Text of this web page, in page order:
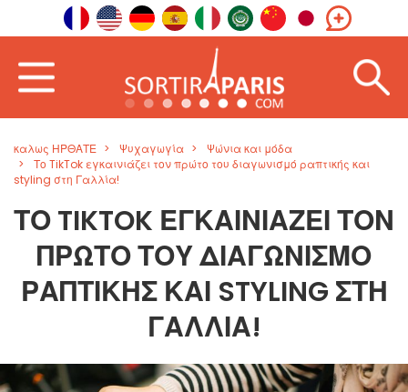
καλως ΗΡΘΑΤΕ Ψυχαγωγία
Ψώνια και μόδα
Το TikTok εγκαινιάζει τον πρώτο του διαγωνισμό ραπτικής και
styling στη Γαλλία!
ΤΟ TIKTOK ΕΓΚΑΙΝΙΆΖΕΙ ΤΟΝ
ΠΡΏΤΟ ΤΟΥ ΔΙΑΓΩΝΙΣΜΌ
ΡΑΠΤΙΚΉΣ ΚΑΙ STYLING ΣΤΗ
ΓΑΛΛΊΑ!